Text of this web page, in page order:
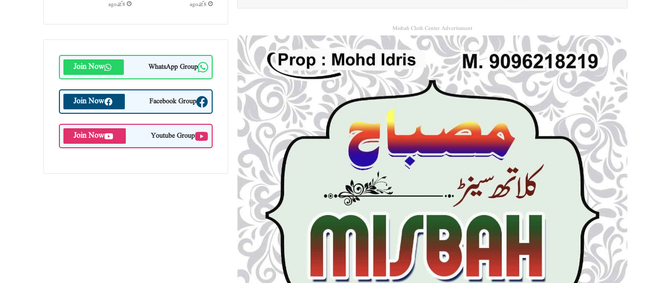
Misbah Cloth Center Advertisment
8 گھنٹے ago 8 گھنٹے ago
WhatsApp Group
Join Now
Facebook Group
Join Now
Youtube Group
Join Now